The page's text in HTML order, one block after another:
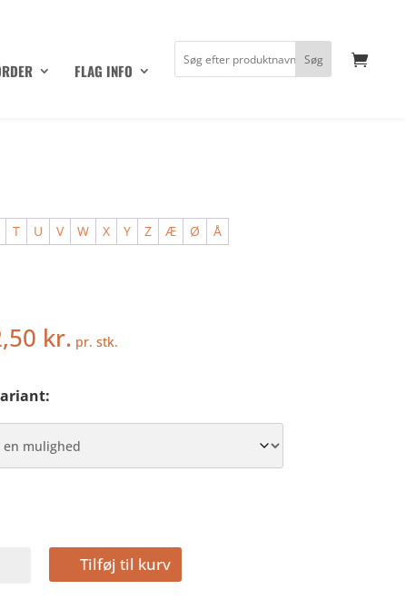
FLAG INFO
T U V W X Y Z Æ Ø Å
kr. pr. stk.
Tilføj til kurv